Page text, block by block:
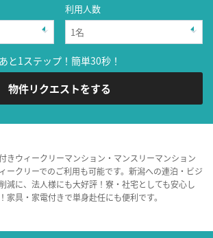
利用人数
あと1ステップ！簡単30秒！
物件リクエストをする
きウィークリーマンション・マンスリーマンション
ークリーでのご利用も可能です。新潟への連泊・ビジ
減に、法人様にも大好評！寮・社宅としても安心し
家具・家電付きで単身赴任にも便利です。